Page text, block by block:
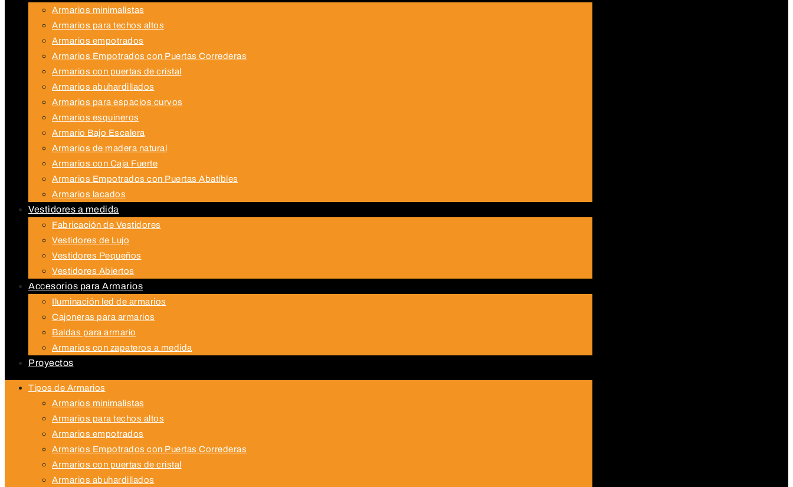
Armarios minimalistas
Armarios para techos altos
Armarios empotrados
Armarios Empotrados con Puertas Correderas
Armarios con puertas de cristal
Armarios abuhardillados
Armarios para espacios curvos
Armarios esquineros
Armario Bajo Escalera
Armarios de madera natural
Armarios con Caja Fuerte
Armarios Empotrados con Puertas Abatibles
Armarios lacados
Vestidores a medida
Fabricación de Vestidores
Vestidores de Lujo
Vestidores Pequeños
Vestidores Abiertos
Accesorios para Armarios
Iluminación led de armarios
Cajoneras para armarios
Baldas para armario
Armarios con zapateros a medida
Proyectos
Tipos de Armarios
Armarios minimalistas
Armarios para techos altos
Armarios empotrados
Armarios Empotrados con Puertas Correderas
Armarios con puertas de cristal
Armarios abuhardillados